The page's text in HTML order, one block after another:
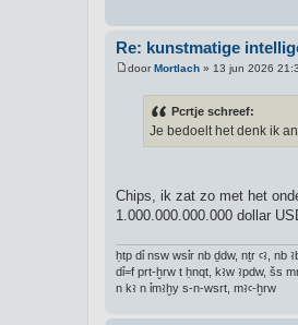
Re: kunstmatige
door Mortlach » 13 jun 2026
Pcrtje schreef:
Je bedoelt het denk ik
Chips, ik zat zo met het
1.000.000.000.000 dollar
ḥtp dỉ nsw wsỉr nb ḏdw, nṯr ꜥꜣ, nb
dỉ=f prt-ḫrw t ḥnqt, kꜣw ꜣpdw, šs
n kꜣ n ỉmꜣḫy s-n-wsrt, mꜣꜥ-ḫrw